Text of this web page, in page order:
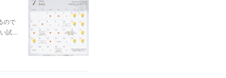
ので
試…